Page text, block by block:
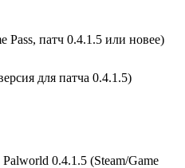
Pass, патч 0.4.1.5 или новее)
для патча 0.4.1.5)
0.4.1.5 (Steam/Game